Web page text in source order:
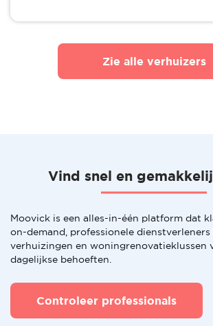
Zie alle verhuizers
Vind snel en
Moovick is een alles-in-één platform dat
on-demand, professionele
verhuizingen en woningrenovatieklussen
dagelijkse behoeften.
Controleer professionals